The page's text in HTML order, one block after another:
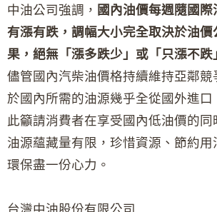
中油公司強調， 國內油價每週隨國際
有漲有跌，調幅大小完全取決於油
果，絕無「漲多跌少」或「只漲不跌
儘管國內汽柴油價格持續維持亞鄰競
於國內所需的油源幾乎全從國外進
此籲請消費者在享受國內低油價的
油源蘊藏量有限，珍惜資源、節約
環保盡一份心力。